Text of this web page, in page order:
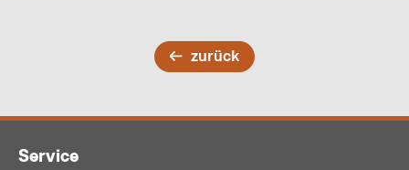
zurück
Service